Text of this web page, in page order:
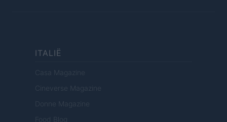
ITALIË
Casa Magazine
Cineverse Magazine
Donne Magazine
Food Blog